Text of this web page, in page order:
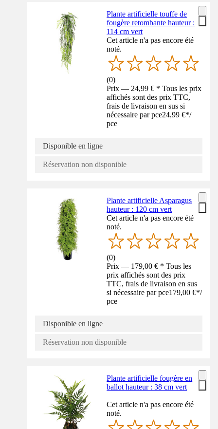
Plante artificielle touffe de
fougère retombante hauteur :
114 cm vert
Cet article n'a pas encore été
noté.
(0)
Prix — 24,99 € * Tous les prix
affichés sont des prix TTC,
frais de livraison en sus si
nécessaire par pce24,99 €*/
pce
Disponible en ligne
Réservation non disponible
Plante artificielle Asparagus
hauteur : 120 cm vert
Cet article n'a pas encore été
noté.
(0)
Prix — 179,00 € * Tous les
prix affichés sont des prix
TTC, frais de livraison en sus
si nécessaire par pce179,00 €*/
pce
Disponible en ligne
Réservation non disponible
Plante artificielle fougère en
ballot hauteur : 38 cm vert
Cet article n'a pas encore été
noté.